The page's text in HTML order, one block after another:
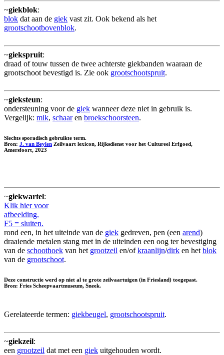
~giekblok:
blok dat aan de giek vast zit. Ook bekend als het
grootschootbovenblok.
~giekspruit:
draad of touw tussen de twee achterste giekbanden waaraan de
grootschoot bevestigd is. Zie ook grootschootspruit.
~gieksteun:
ondersteuning voor de giek wanneer deze niet in gebruik is.
Vergelijk: mik, schaaren broekschoorsteen.
Slechts sporadisch gebruikte term.
Bron: J. van Beylen Zeilvaart lexicon, Rijksdienst voor het Cultureel Erfgoed,
Amersfoort, 2023
~giekwartel:
Klik hier voor
afbeelding.
F5 = sluiten.
rond een, in het uiteinde van de giek gedreven, pen (een arend)
draaiende metalen stang met in de uiteinden een oog ter bevestiging
van de schoothoek van het grootzeil en/ofkraanlijn/dirk en het blok
van de grootschoot.
Deze constructie werd op niet al te grote zeilvaartuigen (in Friesland) toegepast.
Bron: Fries Scheepvaartmuseum, Sneek.
Gerelateerde termen: giekbeugel, grootschootspruit.
~giekzeil:
een grootzeil dat met een giek uitgehouden wordt.